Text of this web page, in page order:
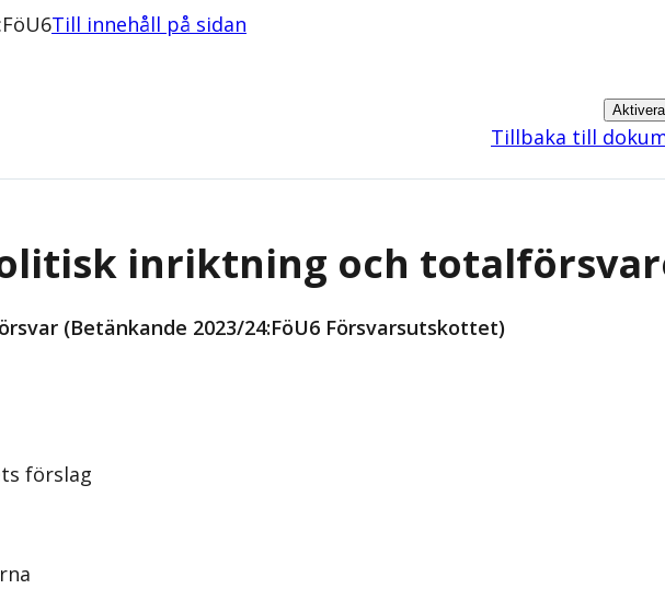
Till innehåll på sidan
Tillbaka till
inriktning och
(Betänkande 2023/24:FöU6 Försvarsutskottet)
förslag